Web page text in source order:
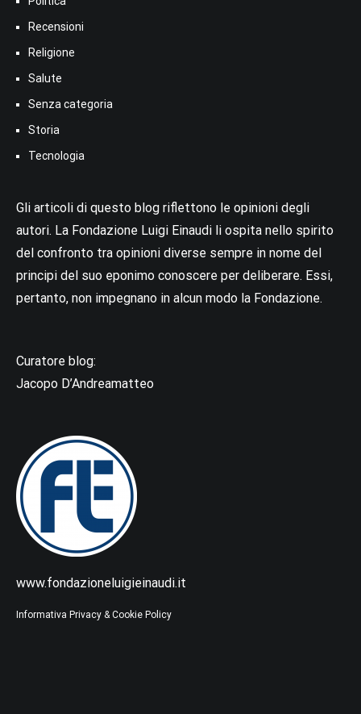
Recensioni
Religione
Salute
Senza categoria
Storia
Tecnologia
Gli articoli di questo blog riflettono le opinioni degli
autori. La Fondazione Luigi Einaudi li ospita nello spirito
del confronto tra opinioni diverse sempre in nome del
principi del suo eponimo conoscere per deliberare. Essi,
pertanto, non impegnano in alcun modo la Fondazione.
Curatore blog:
Jacopo D’Andreamatteo
www.fondazioneluigieinaudi.it
Informativa Privacy & Cookie Policy